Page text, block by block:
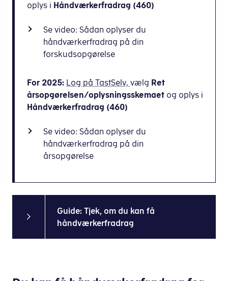
oplys i Håndværkerfradrag (460)
Se video: Sådan oplyser du
håndværkerfradrag på din
forskudsopgørelse
For 2025: Log på TastSelv, vælg Ret
årsopgørelsen/oplysningsskemaet og oplys i
Håndværkerfradrag (460)
Se video: Sådan oplyser du
håndværkerfradrag på din
årsopgørelse
Guide: Tjek, om du kan få
håndværkerfradrag